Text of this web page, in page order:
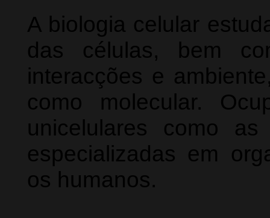
A biologia celular
das células, bem
interacções e
como molecular.
unicelulares como
especializadas em
os humanos.